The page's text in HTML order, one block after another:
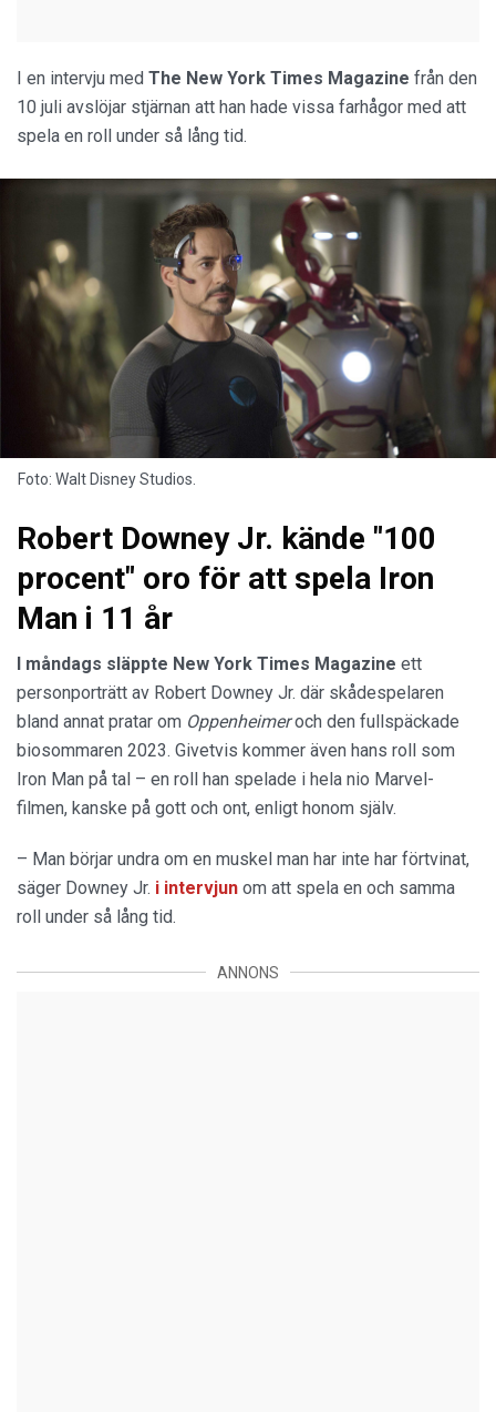
I en intervju med The New York Times Magazine från den
10 juli avslöjar stjärnan att han hade vissa farhågor med att
spela en roll under så lång tid.
Foto: Walt Disney Studios.
Robert Downey Jr. kände "100
procent" oro för att spela Iron
Man i 11 år
I måndags släppte New York Times Magazine ett
personporträtt av Robert Downey Jr. där skådespelaren
bland annat pratar om Oppenheimeroch den fullspäckade
biosommaren 2023. Givetvis kommer även hans roll som
Iron Man på tal – en roll han spelade i hela nio Marvel-
filmen, kanske på gott och ont, enligt honom själv.
– Man börjar undra om en muskel man har inte har förtvinat,
säger Downey Jr. i intervjun om att spela en och samma
roll under så lång tid.
ANNONS